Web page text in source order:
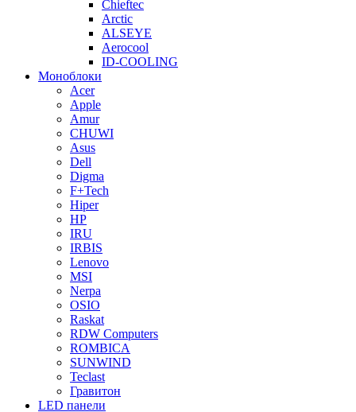
Chieftec
Arctic
ALSEYE
Aerocool
ID-COOLING
Моноблоки
Acer
Apple
Amur
CHUWI
Asus
Dell
Digma
F+Tech
Hiper
HP
IRU
IRBIS
Lenovo
MSI
Nerpa
OSIO
Raskat
RDW Computers
ROMBICA
SUNWIND
Teclast
Гравитон
LED панели